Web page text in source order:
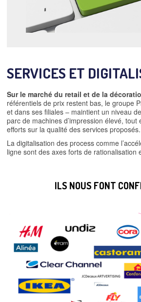
SERVICES ET
Sur le marché du retail et de la
référentiels de prix restent bas, le groupe
et dans ses filiales – maintient un niveau
parc de machines d’impression élevé, tout
efforts sur la qualité des services proposés.
La digitalisation des process comme
ligne sont des axes forts de rationalisation
ILS NOUS FONT